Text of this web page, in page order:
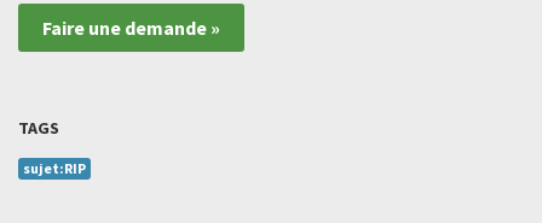
Faire une demande »
TAGS
sujet:RIP